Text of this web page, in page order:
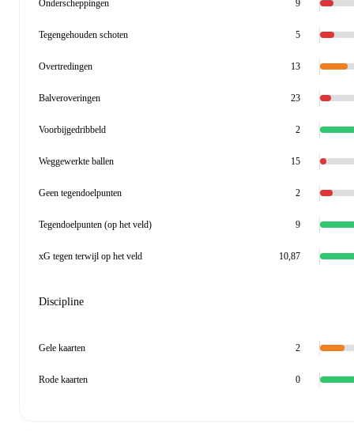
Onderscheppingen 9
Tegengehouden schoten 5
Overtredingen 13
Balveroveringen 23
Voorbijgedribbeld 2
Weggewerkte ballen 15
Geen tegendoelpunten 2
Tegendoelpunten (op het veld) 9
xG tegen terwijl op het veld 10,87
Discipline
Gele kaarten 2
Rode kaarten 0